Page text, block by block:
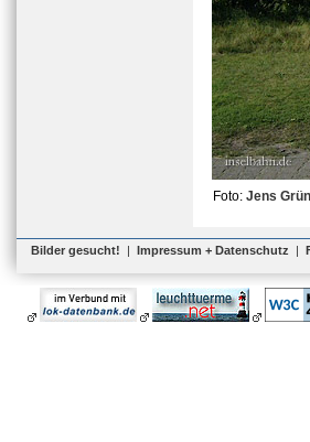
Foto: Jens
Bilder gesucht! | Impressum + Datenschutz |